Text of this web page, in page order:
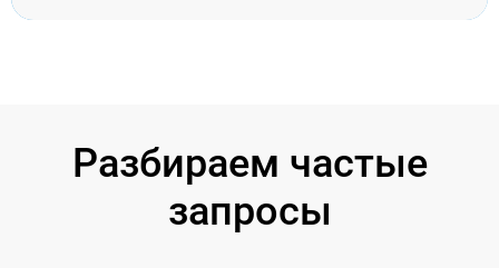
Разбираем частые
запросы